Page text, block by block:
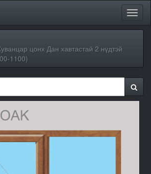
цонх Дан хавтастай 2 нүдтэй
1100)